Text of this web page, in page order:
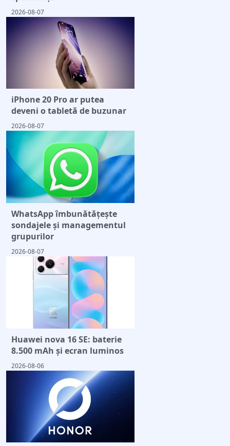
2026-08-07
iPhone 20 Pro ar putea
deveni o tabletă de buzunar
2026-08-07
WhatsApp îmbunătățește
sondajele și managementul
grupurilor
2026-08-07
Huawei nova 16 SE: baterie
8.500 mAh și ecran luminos
2026-08-06